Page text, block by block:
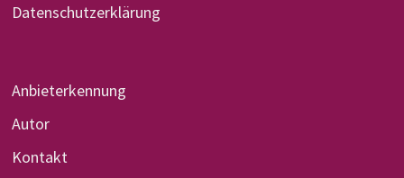
Datenschutzerklärung
Anbieterkennung
Autor
Kontakt